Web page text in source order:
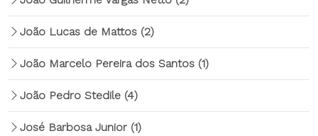
João Lucas de Mattos (2)
João Marcelo Pereira dos Santos (1)
João Pedro Stedile (4)
José Barbosa Junior (1)